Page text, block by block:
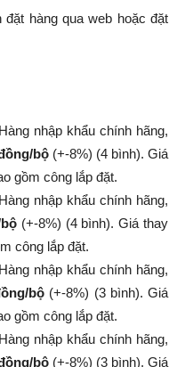
hàng qua web hoặc đặt
nhập khẩu chính hãng,
bộ (+-8%) (4 bình). Giá
gồm công lắp đặt.
nhập khẩu chính hãng,
bộ (+-8%​​​​​​​) (4 bình). Giá thay
công lắp đặt.
nhập khẩu chính hãng,
bộ (+-8%​​​​​​​) (3 bình). Giá
gồm công lắp đặt.
nhập khẩu chính hãng,
bộ (+-8%​​​​​​​) (3 bình). Giá